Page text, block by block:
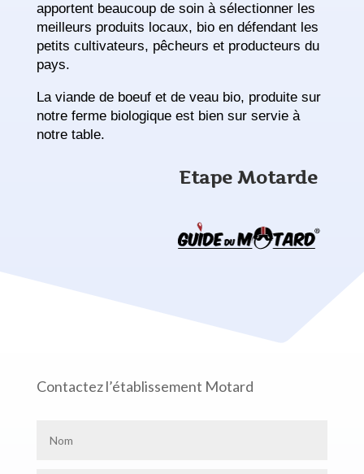
apportent beaucoup de soin à sélectionner les
meilleurs produits locaux, bio en défendant les
petits cultivateurs, pêcheurs et producteurs du
pays.
La viande de boeuf et de veau bio, produite sur
notre ferme biologique est bien sur servie à
notre table.
Etape Motarde
Contactez l’établissement Motard